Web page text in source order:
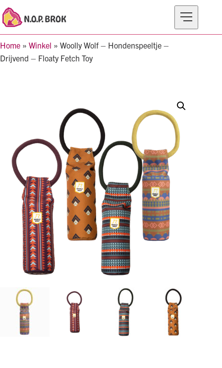
MERKEN
Home » Winkel » Woolly Wolf – Hondenspeeltje –
Drijvend – Floaty Fetch Toy